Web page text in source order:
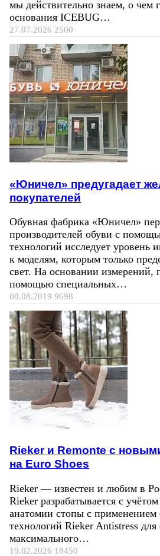
мы действительно знаем, о чем
основания ICEBUG…
27.07.2026 2500
«Юничел» предугадает
покупателей
Обувная фабрика «Юничел»
производителей обуви с
технологий исследует уровень
к моделям, которым только
свет. На основании измерений,
помощью специальных…
08.08.2019 9698
Rieker и Remonte с
на Euro Shoes
Rieker — известен и любим в
Rieker разрабатывается с
анатомии стопы с
технологий Rieker Antistress для
максимального…
19.02.2026 18450